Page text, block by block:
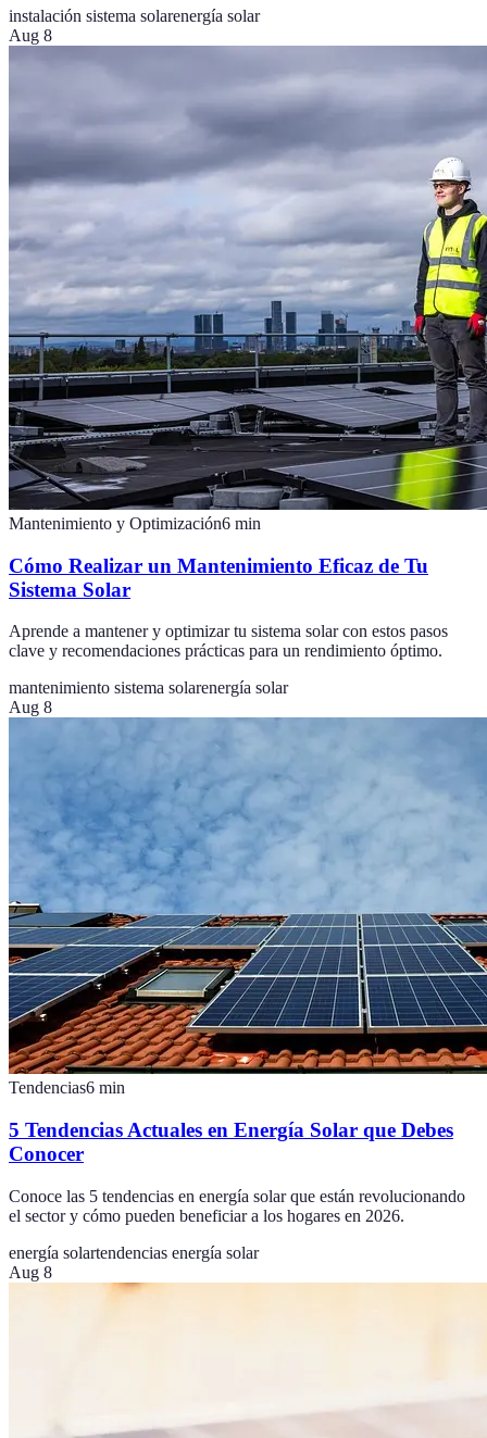
instalación sistema solarenergía solar
Aug 8
Mantenimiento y Optimización6 min
Cómo Realizar un Mantenimiento Eficaz de Tu
Sistema Solar
Aprende a mantener y optimizar tu sistema solar con estos pasos
clave y recomendaciones prácticas para un rendimiento óptimo.
mantenimiento sistema solarenergía solar
Aug 8
Tendencias6 min
5 Tendencias Actuales en Energía Solar que Debes
Conocer
Conoce las 5 tendencias en energía solar que están revolucionando
el sector y cómo pueden beneficiar a los hogares en 2026.
energía solartendencias energía solar
Aug 8